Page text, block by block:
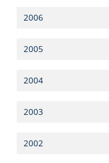
2006
2005
2004
2003
2002